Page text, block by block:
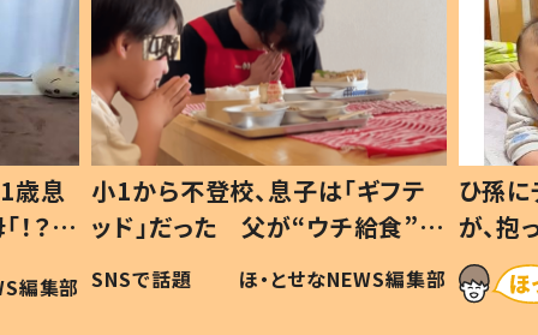
歳息
？」
編集部
小1から不登校、息子は「ギフテ
ッド」だった 父が“ウチ給食”を
作り続ける理由とは #令和の親
#令和の子
SNSで話題 ほ・とせなNEWS編集部
ひ孫
が、
「涙が
い」